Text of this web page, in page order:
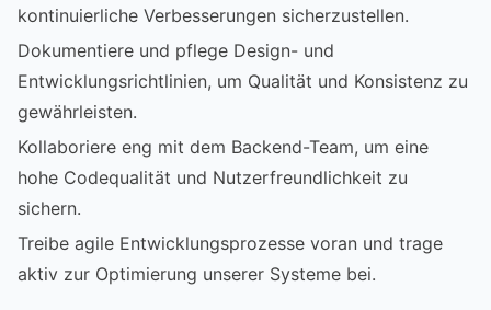
kontinuierliche Verbesserungen sicherzustellen.
Dokumentiere und pflege Design- und
Entwicklungsrichtlinien, um Qualität und Konsistenz zu
gewährleisten.
Kollaboriere eng mit dem Backend-Team, um eine
hohe Codequalität und Nutzerfreundlichkeit zu
sichern.
Treibe agile Entwicklungsprozesse voran und trage
aktiv zur Optimierung unserer Systeme bei.